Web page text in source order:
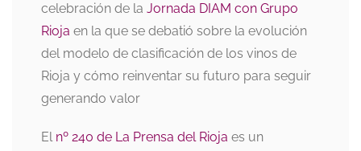
celebración de la Jornada DIAM con Grupo
Rioja en la que se debatió sobre la evolución
del modelo de clasificación de los vinos de
Rioja y cómo reinventar su futuro para seguir
generando valor
El nº 240 de La Prensa del Rioja es un